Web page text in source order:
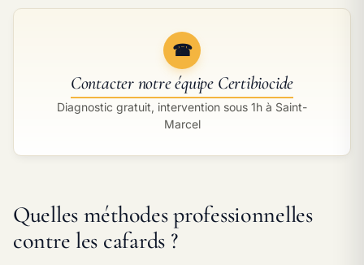
☎
Contacter notre équipe Certibiocide
Diagnostic gratuit, intervention sous 1h à Saint-
Marcel
Quelles méthodes professionnelles
contre les cafards ?